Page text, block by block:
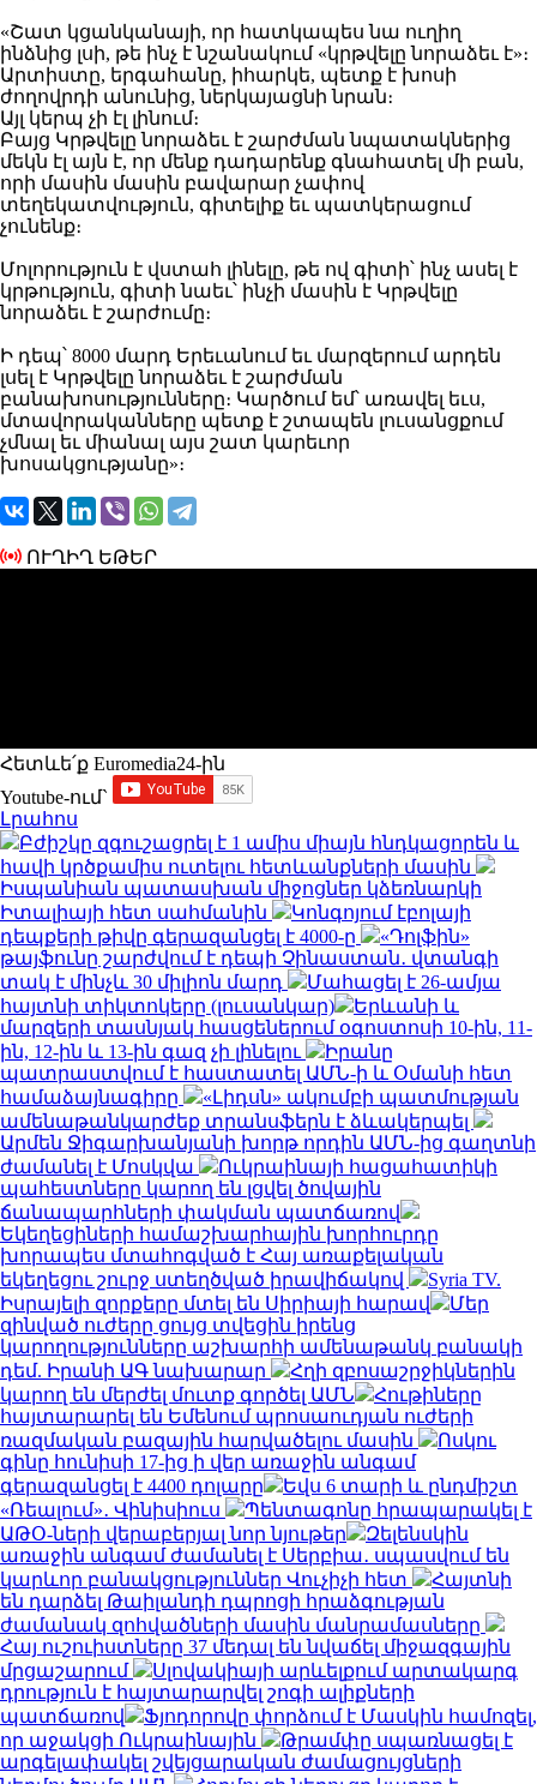
«Շատ կցանկանայի, որ հատկապես նա ուղիղ
ինձնից լսի, թե ինչ է նշանակում «կրթվելը նորաձեւ է»։
Արտիստը, երգահանը, իհարկե, պետք է խոսի
ժողովրդի անունից, ներկայացնի նրան։
Այլ կերպ չի էլ լինում։
Բայց Կրթվելը նորաձեւ է շարժման նպատակներից
մեկն էլ այն է, որ մենք դադարենք գնահատել մի բան,
որի մասին մասին բավարար չափով
տեղեկատվություն, գիտելիք եւ պատկերացում
չունենք։
Մոլորություն է վստահ լինելը, թե ով գիտի՝ ինչ ասել է
կրթություն, գիտի նաեւ՝ ինչի մասին է Կրթվելը
նորաձեւ է շարժումը։
Ի դեպ՝ 8000 մարդ Երեւանում եւ մարզերում արդեն
լսել է Կրթվելը նորաձեւ է շարժման
բանախոսությունները։ Կարծում եմ՝ առավել եւս,
մտավորականները պետք է շտապեն լուսանցքում
չմնալ եւ միանալ այս շատ կարեւոր
խոսակցությանը»։
ՈՒՂԻՂ ԵԹԵՐ
Հետևե՛ք Euromedia24-ին
Youtube-ում`
Լրահոս
Բժիշկը զգուշացրել է 1 ամիս միայն հնդկացորեն և
հավի կրծքամիս ուտելու հետևանքների մասին
Իսպանիան պատասխան միջոցներ կձեռնարկի
Իտալիայի հետ սահմանին
Կոնգոյում էբոլայի
դեպքերի թիվը գերազանցել է 4000-ը
«Դոլֆին»
թայֆունը շարժվում է դեպի Չինաստան․ վտանգի
տակ է մինչև 30 միլիոն մարդ
Մահացել է 26-ամյա
հայտնի տիկտոկերը (լուսանկար)
Երևանի և
մարզերի տասնյակ հասցեներում օգոստոսի 10-ին, 11-
ին, 12-ին և 13-ին գազ չի լինելու
Իրանը
պատրաստվում է հաստատել ԱՄՆ-ի և Օմանի հետ
համաձայնագիրը
«Լիդսն» ակումբի պատմության
ամենաթանկարժեք տրանսֆերն է ձևակերպել
Արմեն Ջիգարխանյանի խորթ որդին ԱՄՆ-ից գաղտնի
ժամանել է Մոսկվա
Ուկրաինայի հացահատիկի
պահեստները կարող են լցվել ծովային
ճանապարհների փակման պատճառով
Եկեղեցիների համաշխարհային խորհուրդը
խորապես մտահոգված է Հայ առաքելական
եկեղեցու շուրջ ստեղծված իրավիճակով
Syria TV.
Իսրայելի զորքերը մտել են Սիրիայի հարավ
Մեր
զինված ուժերը ցույց տվեցին իրենց
կարողությունները աշխարհի ամենաթանկ բանակի
դեմ. Իրանի ԱԳ նախարար
Հղի զբոսաշրջիկներին
կարող են մերժել մուտք գործել ԱՄՆ
Հութիները
հայտարարել են Եմենում պրոսաուդյան ուժերի
ռազմական բազային հարվածելու մասին
Ոսկու
գինը հունիսի 17-ից ի վեր առաջին անգամ
գերազանցել է 4400 դոլարը
Եվս 6 տարի և ընդմիշտ
«Ռեալում»․ Վինիսիուս
Պենտագոնը հրապարակել է
ԱԹՕ-ների վերաբերյալ նոր նյութեր
Զելենսկին
առաջին անգամ ժամանել է Սերբիա․ սպասվում են
կարևոր բանակցություններ Վուչիչի հետ
Հայտնի
են դարձել Թաիլանդի դպրոցի հրաձգության
ժամանակ զոհվածների մասին մանրամասները
Հայ ուշուիստները 37 մեդալ են նվաճել միջազգային
մրցաշարում
Սլովակիայի արևելքում արտակարգ
դրություն է հայտարարվել շոգի ալիքների
պատճառով
Ֆյոդորովը փորձում է Մասկին համոզել,
որ աջակցի Ուկրաինային
Թրամփը սպառնացել է
արգելափակել շվեյցարական ժամացույցների